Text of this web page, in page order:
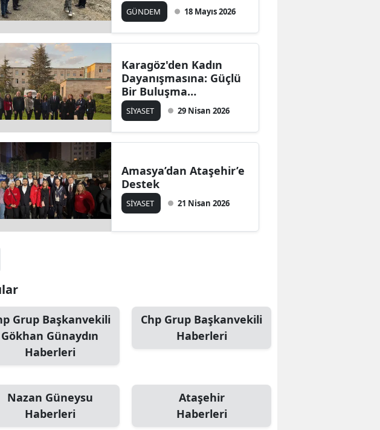
Gümüşhane
Mersin
İstanbul
Kırklareli
Kırşehir
Konya
GÜNDEM 18 Mayıs 2026
Karagöz'den Kadın
Dayanışmasına: Güçlü
Bir Buluşma
Gerçekleşti!
SİYASET 29 Nisan 2026
Amasya’dan Ataşehir’e
Destek
SİYASET 21 Nisan 2026
Grup Başkanvekili
Gökhan Günaydın
Haberleri
Chp Grup Başkanvekili
Haberleri
Nazan Güneysu
Haberleri
Ataşehir
Haberleri